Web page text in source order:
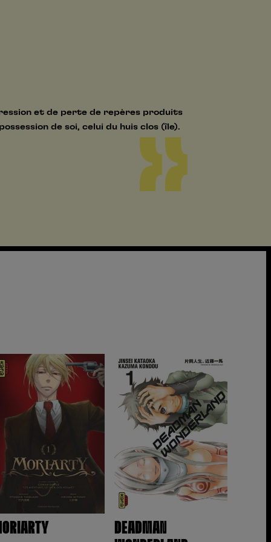
et de perte de repères produits
de soi, celui du huis clos (île).
DEADMAN